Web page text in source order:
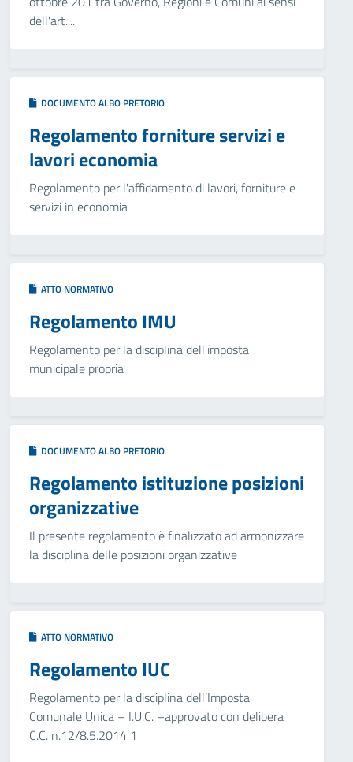
dell'art....
DOCUMENTO ALBO PRETORIO
Regolamento forniture servizi e
lavori economia
Regolamento per l'affidamento di lavori, forniture e
servizi in economia
ATTO NORMATIVO
Regolamento IMU
Regolamento per la disciplina dell'imposta
municipale propria
DOCUMENTO ALBO PRETORIO
Regolamento istituzione posizioni
organizzative
Il presente regolamento è finalizzato ad armonizzare
la disciplina delle posizioni organizzative
ATTO NORMATIVO
Regolamento IUC
Regolamento per la disciplina dell’Imposta
Comunale Unica – I.U.C. –approvato con delibera
C.C. n.12/8.5.2014 1